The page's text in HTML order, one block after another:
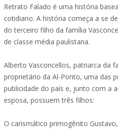
Retrato Falado é uma história
cotidiano. A história começa a se
do terceiro filho da família
de classe média paulistana.
Alberto Vasconcellos, patriarca da
proprietário da Al-Ponto, uma das
publicidade do país e, junto com a
esposa, possuem três filhos:
O carismático primogênito